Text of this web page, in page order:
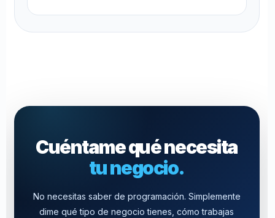
Cuéntame qué necesita
tu negocio.
No necesitas saber de programación. Simplemente
dime qué tipo de negocio tienes, cómo trabajas